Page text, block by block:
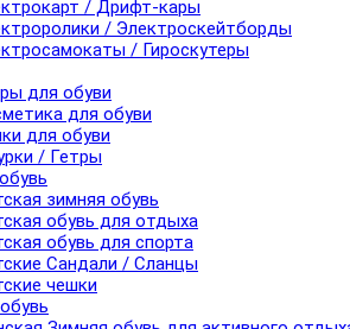
/ Дрифт-кары
/ Электроскейтборды
/ Гироскутеры
для обуви
для обуви
для обуви
/ Гетры
зимняя обувь
обувь для отдыха
обувь для спорта
Сандали / Сланцы
чешки